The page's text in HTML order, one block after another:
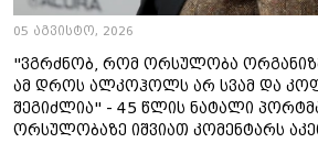
05 აგვისტო, 2026
"ვგრძნობ, რომ ორსულობა
ამ დროს ალკოჰოლს არ სვამ და
შეგიძლია" - 45 წლის ნატალი
ორსულობაზე იშვიათ კომენტარს